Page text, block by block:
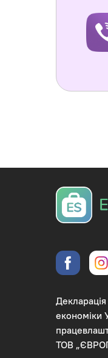
Декларація
економіки
ТОВ